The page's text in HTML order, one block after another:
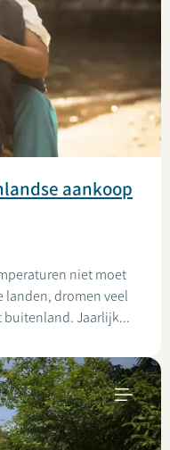
aankoop
niet moet
landen, dromen veel
buitenland. Jaarlijk...